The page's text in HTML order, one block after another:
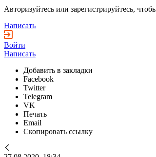
Авторизуйтесь или зарегистрируйтесь,
Написать
Войти
Написать
Добавить в закладки
Facebook
Twitter
Telegram
VK
Печать
Email
Скопировать ссылку